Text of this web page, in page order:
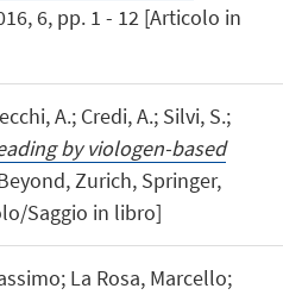
6, pp. 1 - 12 [Articolo in
A.; Credi, A.; Silvi, S.;
by viologen-based
Zurich, Springer,
Saggio in libro]
La Rosa, Marcello;